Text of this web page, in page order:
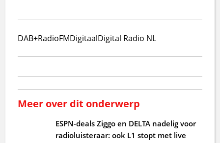
DAB+RadioFMDigitaalDigital Radio NL
Meer over dit onderwerp
ESPN-deals Ziggo en DELTA nadelig voor
radioluisteraar: ook L1 stopt met live